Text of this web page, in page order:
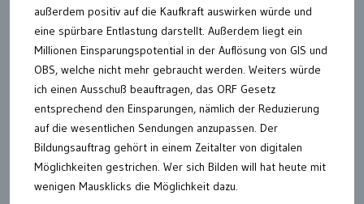
außerdem positiv auf die Kaufkraft auswirken würde und
eine spürbare Entlastung darstellt. Außerdem liegt ein
Millionen Einsparungspotential in der Auflösung von GIS und
OBS, welche nicht mehr gebraucht werden. Weiters würde
ich einen Ausschuß beauftragen, das ORF Gesetz
entsprechend den Einsparungen, nämlich der Reduzierung
auf die wesentlichen Sendungen anzupassen. Der
Bildungsauftrag gehört in einem Zeitalter von digitalen
Möglichkeiten gestrichen. Wer sich Bilden will hat heute mit
wenigen Mausklicks die Möglichkeit dazu.